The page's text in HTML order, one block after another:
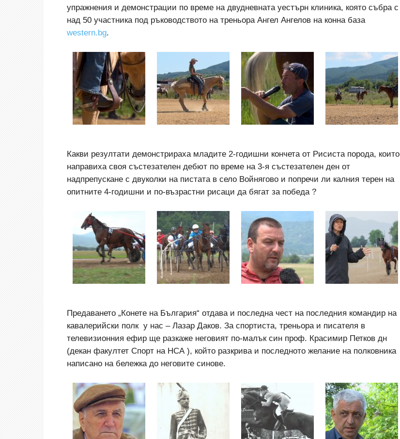
упражнения и демонстрации по време на двудневната уестърн клиника, която събра с
над 50 участника под ръководството на треньора Ангел Ангелов на конна база
westеrn.bg.
Какви резултати демонстрираха младите 2-годишни кончета от Рисиста порода, които
направиха своя състезателен дебют по време на 3-я състезателен ден от
надпрепускане с двуколки на пистата в село Войнягово и попречи ли калния терен на
опитните 4-годишни и по-възрастни рисаци да бягат за победа ?
Предаването „Конете на България“ отдава и последна чест на последния командир на
кавалерийски полк у нас – Лазар Даков. За спортиста, треньора и писателя в
телевизионния ефир ще разкаже неговият по-малък син проф. Красимир Петков дн
(декан факултет Спорт на НСА ), който разкрива и последното желание на полковника
написано на бележка до неговите синове.